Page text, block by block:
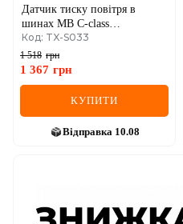
Датчик тиску повітря в
шинах MB C-class
(W204/W205)/E-class (E212)
09-
Код: TX-S033
1 518 грн
1 367 грн
КУПИТИ
Відправка 10.08